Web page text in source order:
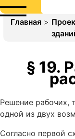
Главная >
§ 19.
Решение рабочих,
одной из двух
Согласно первой